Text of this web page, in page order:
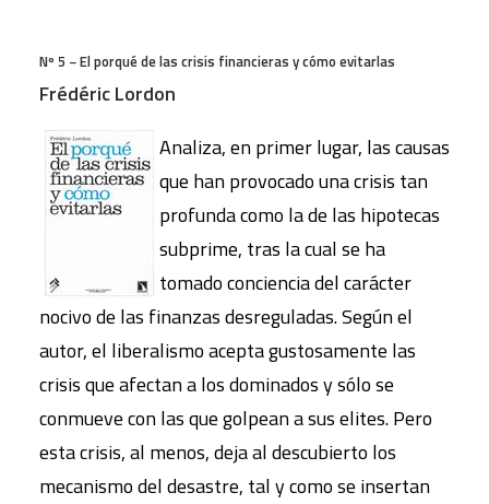
Nº 5 − El porqué de las crisis financieras y cómo evitarlas
Frédéric Lordon
Analiza, en primer lugar, las causas
que han provocado una crisis tan
profunda como la de las hipotecas
subprime, tras la cual se ha
tomado conciencia del carácter
nocivo de las finanzas desreguladas. Según el
autor, el liberalismo acepta gustosamente las
crisis que afectan a los dominados y sólo se
conmueve con las que golpean a sus elites. Pero
esta crisis, al menos, deja al descubierto los
mecanismo del desastre, tal y como se insertan